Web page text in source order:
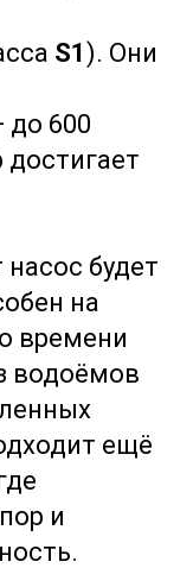
S1). Они
до 600
достигает
будет
на
времени
водоёмов
ещё
и